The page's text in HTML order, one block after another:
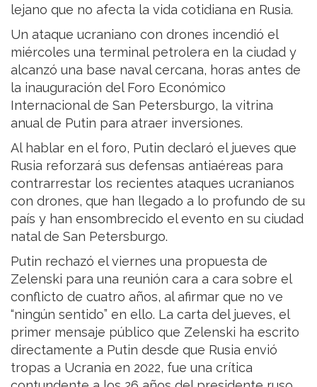
lejano que no afecta la vida cotidiana en Rusia.
Un ataque ucraniano con drones incendió el
miércoles una terminal petrolera en la ciudad y
alcanzó una base naval cercana, horas antes de
la inauguración del Foro Económico
Internacional de San Petersburgo, la vitrina
anual de Putin para atraer inversiones.
Al hablar en el foro, Putin declaró el jueves que
Rusia reforzará sus defensas antiaéreas para
contrarrestar los recientes ataques ucranianos
con drones, que han llegado a lo profundo de su
país y han ensombrecido el evento en su ciudad
natal de San Petersburgo.
Putin rechazó el viernes una propuesta de
Zelenski para una reunión cara a cara sobre el
conflicto de cuatro años, al afirmar que no ve
“ningún sentido” en ello. La carta del jueves, el
primer mensaje público que Zelenski ha escrito
directamente a Putin desde que Rusia envió
tropas a Ucrania en 2022, fue una crítica